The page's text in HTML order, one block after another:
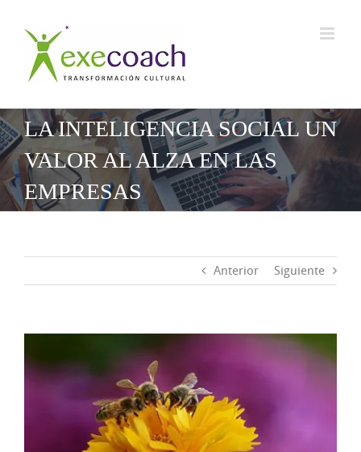
contenido
LA INTELIGENCIA SOCIAL UN
VALOR AL ALZA EN LAS
EMPRESAS
Anterior Siguiente
imagen